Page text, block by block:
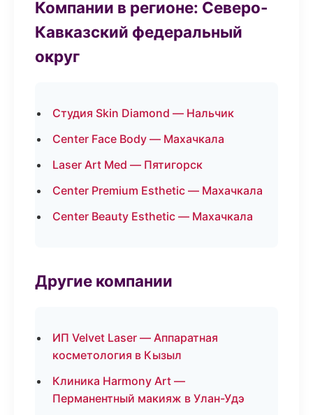
Компании в регионе: Северо-
Кавказский федеральный
округ
Студия Skin Diamond — Нальчик
Center Face Body — Махачкала
Laser Art Med — Пятигорск
Center Premium Esthetic — Махачкала
Center Beauty Esthetic — Махачкала
Другие компании
ИП Velvet Laser — Аппаратная
косметология в Кызыл
Клиника Harmony Art —
Перманентный макияж в Улан-Удэ